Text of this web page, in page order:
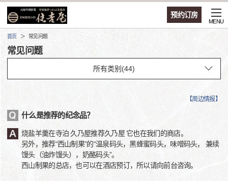
预约订房
MENU
首页 常见问题
常见问题
【周边情报】
什么是推荐的纪念品？
烧盐羊羹在寺泊 久乃屋推荐久乃屋 它也在我们的商店。
另外，推荐“西山制果”的“温泉码头，黑蜂蜜码头，味噌码头， 兼续
馒头（油炸馒头），奶酪码头”。
西山制果的总店，也可以在酒店预订，所以请向前台咨询。